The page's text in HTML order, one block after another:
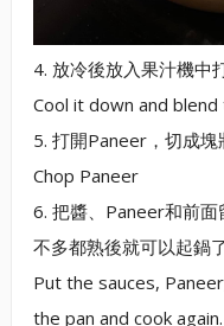
4. 放冷後放入果汁機中
Cool it down and
5. 打開Paneer，切成塊
Chop Paneer
6. 把醬、Paneer和前
不多都熟後就可以起鍋了
Put the sauces,
the pan and cook